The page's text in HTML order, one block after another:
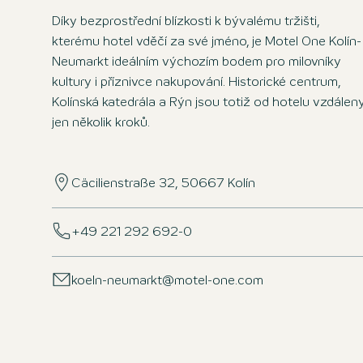
Díky bezprostřední blízkosti k bývalému tržišti,
kterému hotel vděčí za své jméno, je Motel One Kolín-
Neumarkt ideálním výchozím bodem pro milovníky
kultury i příznivce nakupování. Historické centrum,
Kolínská katedrála a Rýn jsou totiž od hotelu
jen několik kroků.
Cäcilienstraße 32, 50667 Kolín
+49 221 292 692-0
koeln-neumarkt@motel-one.com